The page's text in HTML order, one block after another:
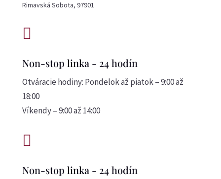
Rimavská Sobota, 97901

Non-stop linka - 24 hodín
Otváracie hodiny: Pondelok až piatok – 9:00 až
18:00
Víkendy – 9:00 až 14:00

Non-stop linka - 24 hodín